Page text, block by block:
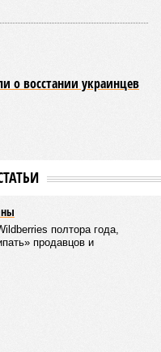
не
какие-то
одним из лидеров
– заключают
Собянин на
строить и развивать,
то, что
(фото: Артем Геодакян/ТАСС)
столица
вода есть, только её
использовать не